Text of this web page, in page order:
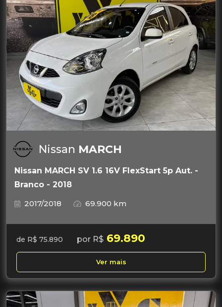
Nissan MARCH
Nissan MARCH SV 1.6 16V FlexStart 5p Aut. -
Branco - 2018
2017/2018
69.900 km
de R$ 75.890 por R$ 69.890
Ver mais